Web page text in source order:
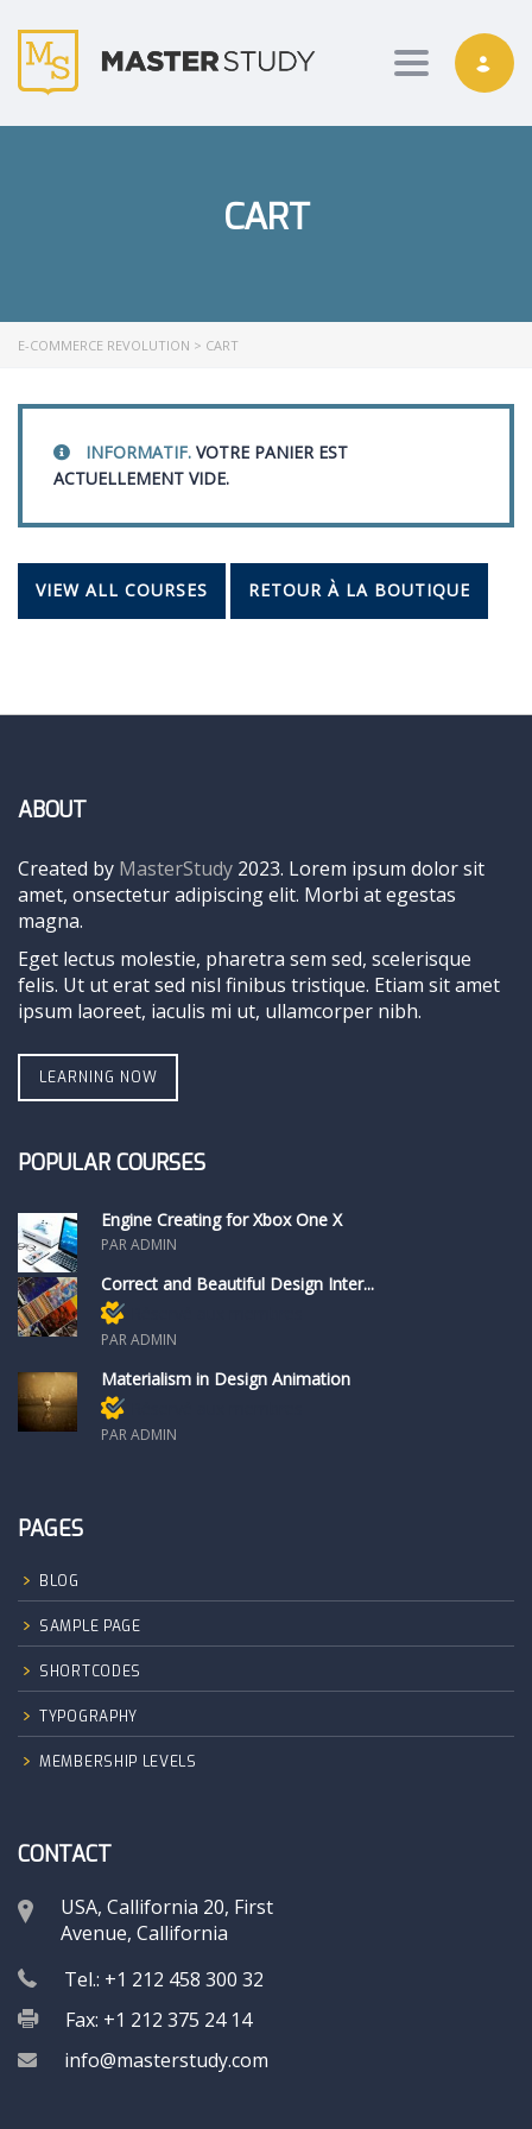
Toggle
CART
E-COMMERCE REVOLUTION > CART
INFORMATIF. VOTRE PANIER EST
ACTUELLEMENT VIDE.
VIEW ALL COURSES RETOUR À LA BOUTIQUE
ABOUT
Created by MasterStudy 2023. Lorem ipsum dolor sit
amet, onsectetur adipiscing elit. Morbi at egestas
magna.
Eget lectus molestie, pharetra sem sed, scelerisque
felis. Ut ut erat sed nisl finibus tristique. Etiam sit amet
ipsum laoreet, iaculis mi ut, ullamcorper nibh.
LEARNING NOW
POPULAR COURSES
Engine Creating for Xbox One X
PAR ADMIN
Correct and Beautiful Design Inter...
PAR ADMIN
Materialism in Design Animation
PAR ADMIN
PAGES
BLOG
SAMPLE PAGE
SHORTCODES
TYPOGRAPHY
MEMBERSHIP LEVELS
CONTACT
USA, Callifornia 20, First
Avenue, Callifornia
Tel.: +1 212 458 300 32
Fax: +1 212 375 24 14
info@masterstudy.com